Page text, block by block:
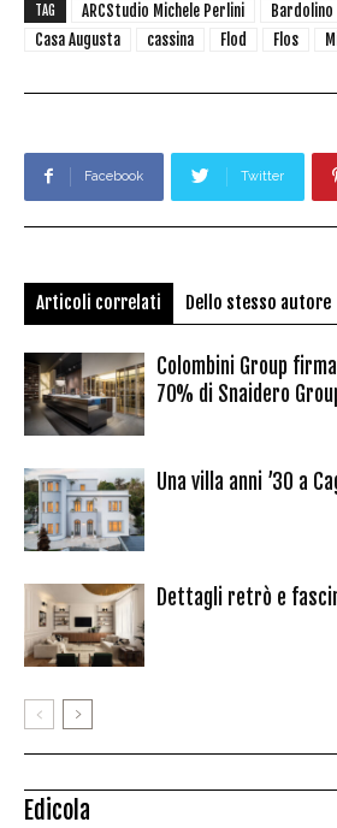
TAG ARCStudio Michele Perlini Bardolino
Casa Augusta
cassina Flod Flos
Facebook Twitter
Articoli correlati Dello stesso autore
Colombini Group
70% di Snaidero
Una villa anni ’30 a
Dettagli retrò e
Edicola